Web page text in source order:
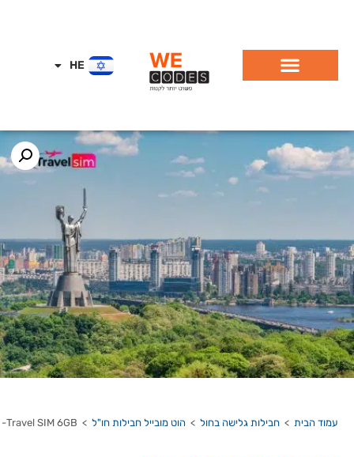
HE
EN
עמוד הבית > חבילות גלישה בחול > הוט מובייל חבילות חו"ל > Travel SIM 6GB- אומן